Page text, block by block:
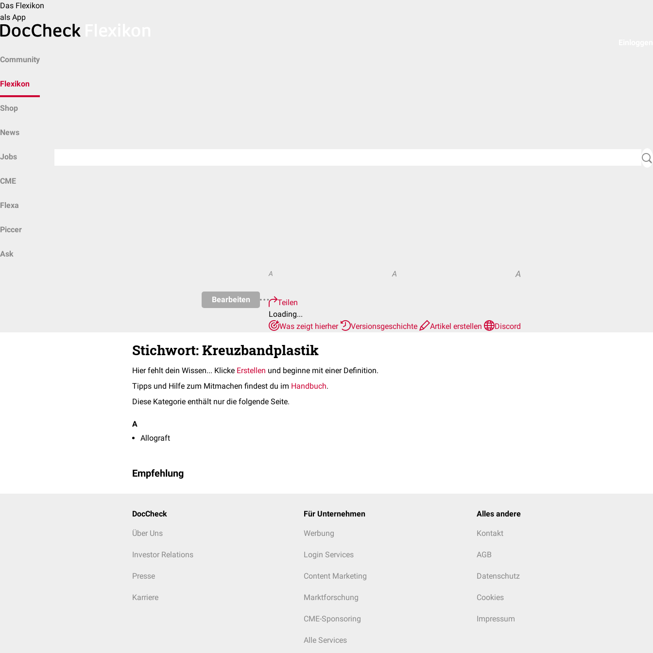
Das Flexikon
als App
Community
Flexikon
Shop
News
Jobs
CME
Flexa
Piccer
Ask
Bearbeiten
A A A
Teilen
Loading...
Was zeigt hierher
Versionsgeschichte Artikel erstellen Discord
Stichwort: Kreuzbandplastik
Hier fehlt dein Wissen... Klicke Erstellen und beginne mit einer Definition.
Tipps und Hilfe zum Mitmachen findest du im Handbuch.
Diese Kategorie enthält nur die folgende Seite.
A
Allograft
Empfehlung
DocCheck
Über Uns
Investor Relations
Presse
Karriere
Für Unternehmen
Werbung
Login Services
Content Marketing
Marktforschung
CME-Sponsoring
Alle Services
Alles andere
Kontakt
AGB
Datenschutz
Cookies
Impressum